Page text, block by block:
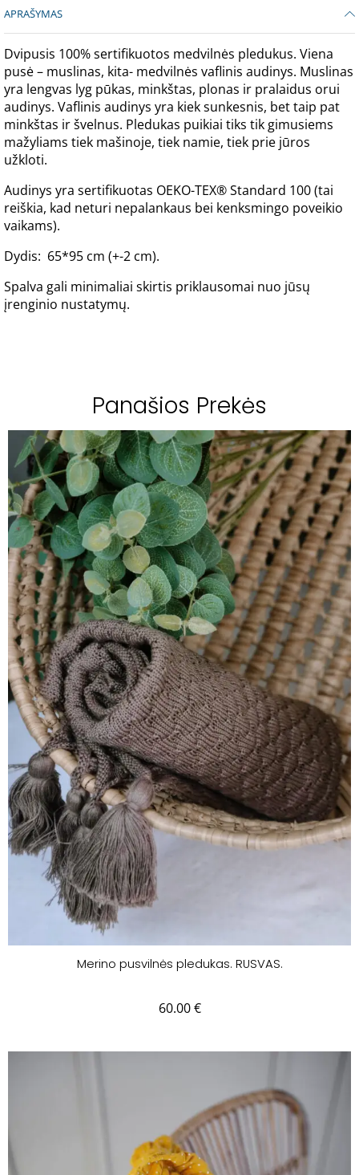
APRAŠYMAS
Dvipusis 100% sertifikuotos medvilnės pledukus. Viena
pusė – muslinas, kita- medvilnės vaflinis audinys. Muslinas
yra lengvas lyg pūkas, minkštas, plonas ir pralaidus orui
audinys. Vaflinis audinys yra kiek sunkesnis, bet taip pat
minkštas ir švelnus. Pledukas puikiai tiks tik gimusiems
mažyliams tiek mašinoje, tiek namie, tiek prie jūros
užkloti.
Audinys yra sertifikuotas OEKO-TEX® Standard 100 (tai
reiškia, kad neturi nepalankaus bei kenksmingo poveikio
vaikams).
Dydis: 65*95 cm (+-2 cm).
Spalva gali minimaliai skirtis priklausomai nuo jūsų
įrenginio nustatymų.
Panašios Prekės
Merino pusvilnės pledukas. RUSVAS.
60.00€